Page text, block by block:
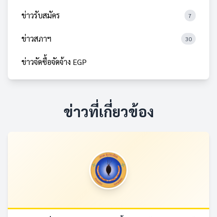
ข่าวรับสมัคร 7
ข่าวสภาฯ 30
ข่าวจัดซื้อจัดจ้าง EGP
ข่าวที่เกี่ยวข้อง